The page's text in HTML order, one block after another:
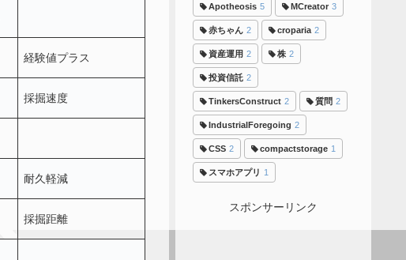
経験値プラス
採掘速度
耐久軽減
採掘距離
Apotheosis 5 MCreator 3
赤ちゃん 2 croparia 2
資産運用 2 株 2
投資信託 2
TinkersConstruct 2 質問 2
IndustrialForegoing 2
CSS 2 compactstorage 1
スマホアプリ 1
スポンサーリンク